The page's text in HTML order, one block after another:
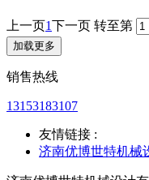
上一页1下一页 转至第
加载更多
销售热线
13153183107
友情链接 :
济南优博世特机械